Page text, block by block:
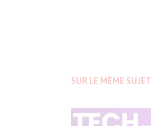
SUR LE MÊME SUJET